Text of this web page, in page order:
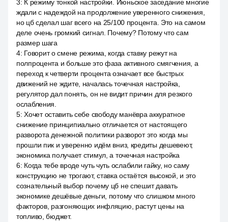
3: К режиму тонкой настройки. Июньское заседание многие
ждали с надеждой на продолжение уверенного снижения,
но цб сделал шаг всего на 25/100 процента. Это на самом
деле очень громкий сигнал. Почему? Потому что сам
размер шага
4: Говорит о смене режима, когда ставку режут на
полпроцента и больше это фаза активного смягчения, а
переход к четверти процента означает все быстрых
движений не ждите, началась точечная настройка,
регулятор дал понять, он не видит причин для резкого
ослабления.
5:Хочет оставить себе свободу манёвра аккуратное
снижение принципиально отличается от настоящего
разворота денежной политики разворот это когда мы
прошли пик и уверенно идём вниз, кредиты дешевеют,
экономика получает стимул, а точечная настройка
6: Когда тебе вроде чуть чуть ослабили гайку, но саму
конструкцию не трогают, ставка остаётся высокой, и это
сознательный выбор почему цб не спешит давать
экономике дешёвые деньги, потому что слишком много
факторов, разгоняющих инфляцию, растут цены на
топливо, бюджет.